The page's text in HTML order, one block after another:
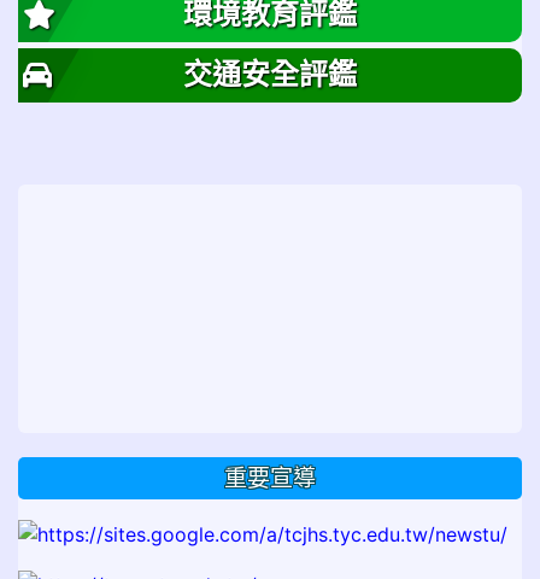
環境教育評鑑
交通安全評鑑
重要宣導